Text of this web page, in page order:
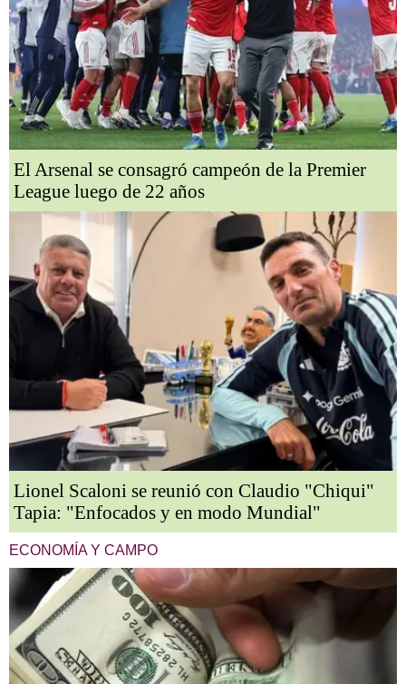
El Arsenal se consagró campeón de la Premier
League luego de 22 años
Lionel Scaloni se reunió con Claudio "Chiqui"
Tapia: "Enfocados y en modo Mundial"
ECONOMÍA Y CAMPO